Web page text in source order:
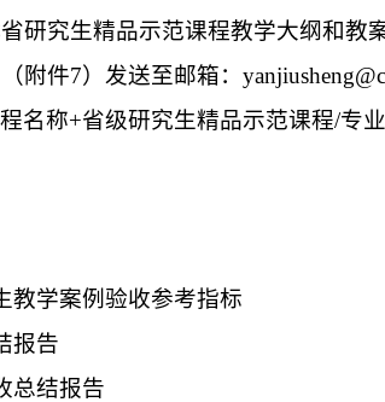
研究生精品示范课程教学大纲和教
（ 附件7） 发送至邮箱：
名称+省级研究生精品示范课程/专
教学案例验收参考指标
报告
总结报告